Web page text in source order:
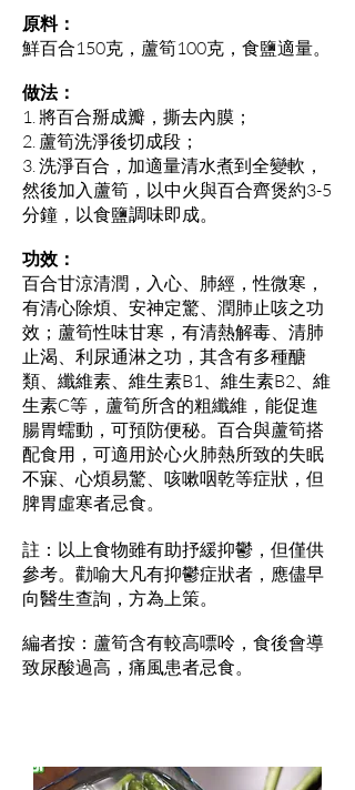
原料：
鮮百合150克，蘆筍100克，食鹽適量。
做法：
1. 將百合掰成瓣，撕去內膜；
2. 蘆筍洗淨後切成段；
3. 洗淨百合，加適量清水煮到全變軟，
然後加入蘆筍，以中火與百合齊煲約3-5
分鐘，以食鹽調味即成。
功效：
百合甘涼清潤，入心、肺經，性微寒，
有清心除煩、安神定驚、潤肺止咳之功
效；蘆筍性味甘寒，有清熱解毒、清肺
止渴、利尿通淋之功，其含有多種醣
類、纖維素、維生素B1、維生素B2、維
生素C等，蘆筍所含的粗纖維，能促進
腸胃蠕動，可預防便秘。百合與蘆筍搭
配食用，可適用於心火肺熱所致的失眠
不寐、心煩易驚、咳嗽咽乾等症狀，但
脾胃虛寒者忌食。
註：以上食物雖有助抒緩抑鬱，但僅供
參考。勸喻大凡有抑鬱症狀者，應儘早
向醫生查詢，方為上策。
編者按：蘆筍含有較高嘌呤，食後會導
致尿酸過高，痛風患者忌食。